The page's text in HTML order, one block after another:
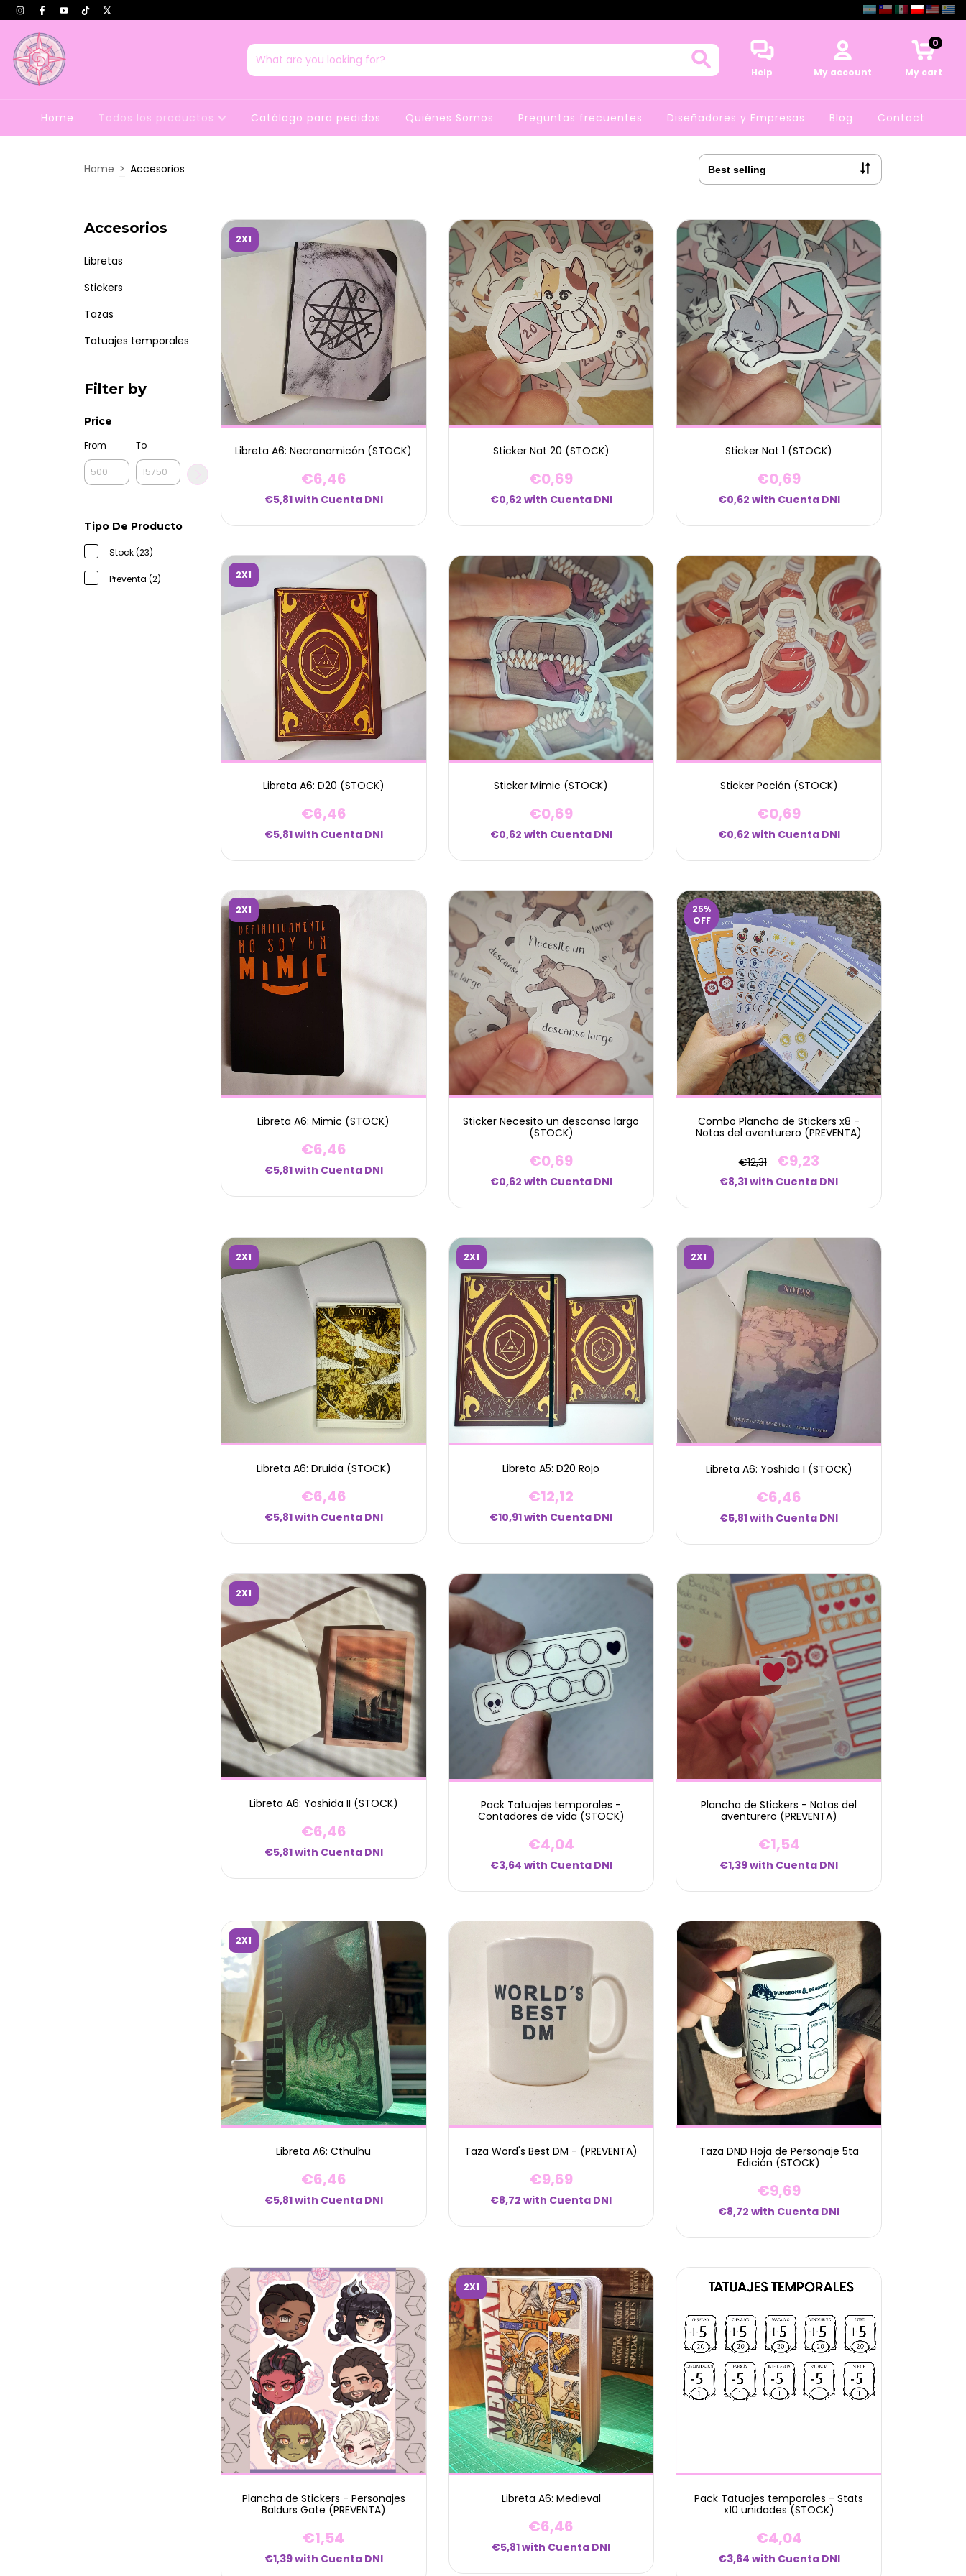
Help My account My cart
0
Home Todos los productos Catálogo para pedidos Quiénes Somos Preguntas frecuentes Diseñadores y Empresas Blog Contact
Home > Accesorios
Accesorios
Libretas
Stickers
Tazas
Tatuajes temporales
Filter by
Price
From To
Tipo De Producto
Stock (23)
Preventa (2)
2X1
Libreta A6: Necronomicón (STOCK)
€6,46
€5,81with Cuenta DNI
Sticker Nat 20 (STOCK)
€0,69
€0,62 with Cuenta DNI
Sticker Nat 1 (STOCK)
€0,69
€0,62 with Cuenta DNI
2X1
Libreta A6: D20 (STOCK)
€6,46
€5,81with Cuenta DNI
Sticker Mimic (STOCK)
€0,69
€0,62 with Cuenta DNI
Sticker Poción (STOCK)
€0,69
€0,62 with Cuenta DNI
2X1
Libreta A6: Mimic (STOCK)
€6,46
€5,81with Cuenta DNI
Sticker Necesito un descanso largo
(STOCK)
€0,69
€0,62 with Cuenta DNI
25%
OFF
Combo Plancha de Stickers x8 -
Notas del aventurero (PREVENTA)
€12,31 €9,23
€8,31with Cuenta DNI
2X1
Libreta A6: Druida (STOCK)
€6,46
€5,81with Cuenta DNI
2X1
Libreta A5: D20 Rojo
€12,12
€10,91with Cuenta DNI
2X1
Libreta A6: Yoshida I (STOCK)
€6,46
€5,81with Cuenta DNI
2X1
Libreta A6: Yoshida II (STOCK)
€6,46
€5,81with Cuenta DNI
Pack Tatuajes temporales -
Contadores de vida (STOCK)
€4,04
€3,64 with Cuenta DNI
Plancha de Stickers - Notas del
aventurero (PREVENTA)
€1,54
€1,39with Cuenta DNI
2X1
Libreta A6: Cthulhu
€6,46
€5,81with Cuenta DNI
Taza Word's Best DM - (PREVENTA)
€9,69
€8,72with Cuenta DNI
Taza DND Hoja de Personaje 5ta
Edición (STOCK)
€9,69
€8,72with Cuenta DNI
Plancha de Stickers - Personajes
Baldurs Gate (PREVENTA)
€1,54
€1,39with Cuenta DNI
2X1
Libreta A6: Medieval
€6,46
€5,81with Cuenta DNI
Pack Tatuajes temporales - Stats
x10 unidades (STOCK)
€4,04
€3,64 with Cuenta DNI